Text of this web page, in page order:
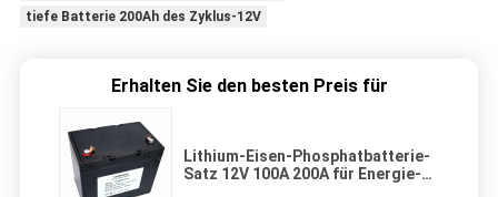
tiefe Batterie 200Ah des Zyklus-12V
Erhalten Sie den besten Preis für
Lithium-Eisen-Phosphatbatterie-
Satz 12V 100A 200A für Energie-